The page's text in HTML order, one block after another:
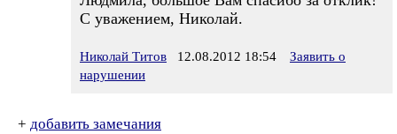
С уважением, Николай.
Николай Титов 12.08.2012 18:54
Заявить о
нарушении
+ добавить замечания